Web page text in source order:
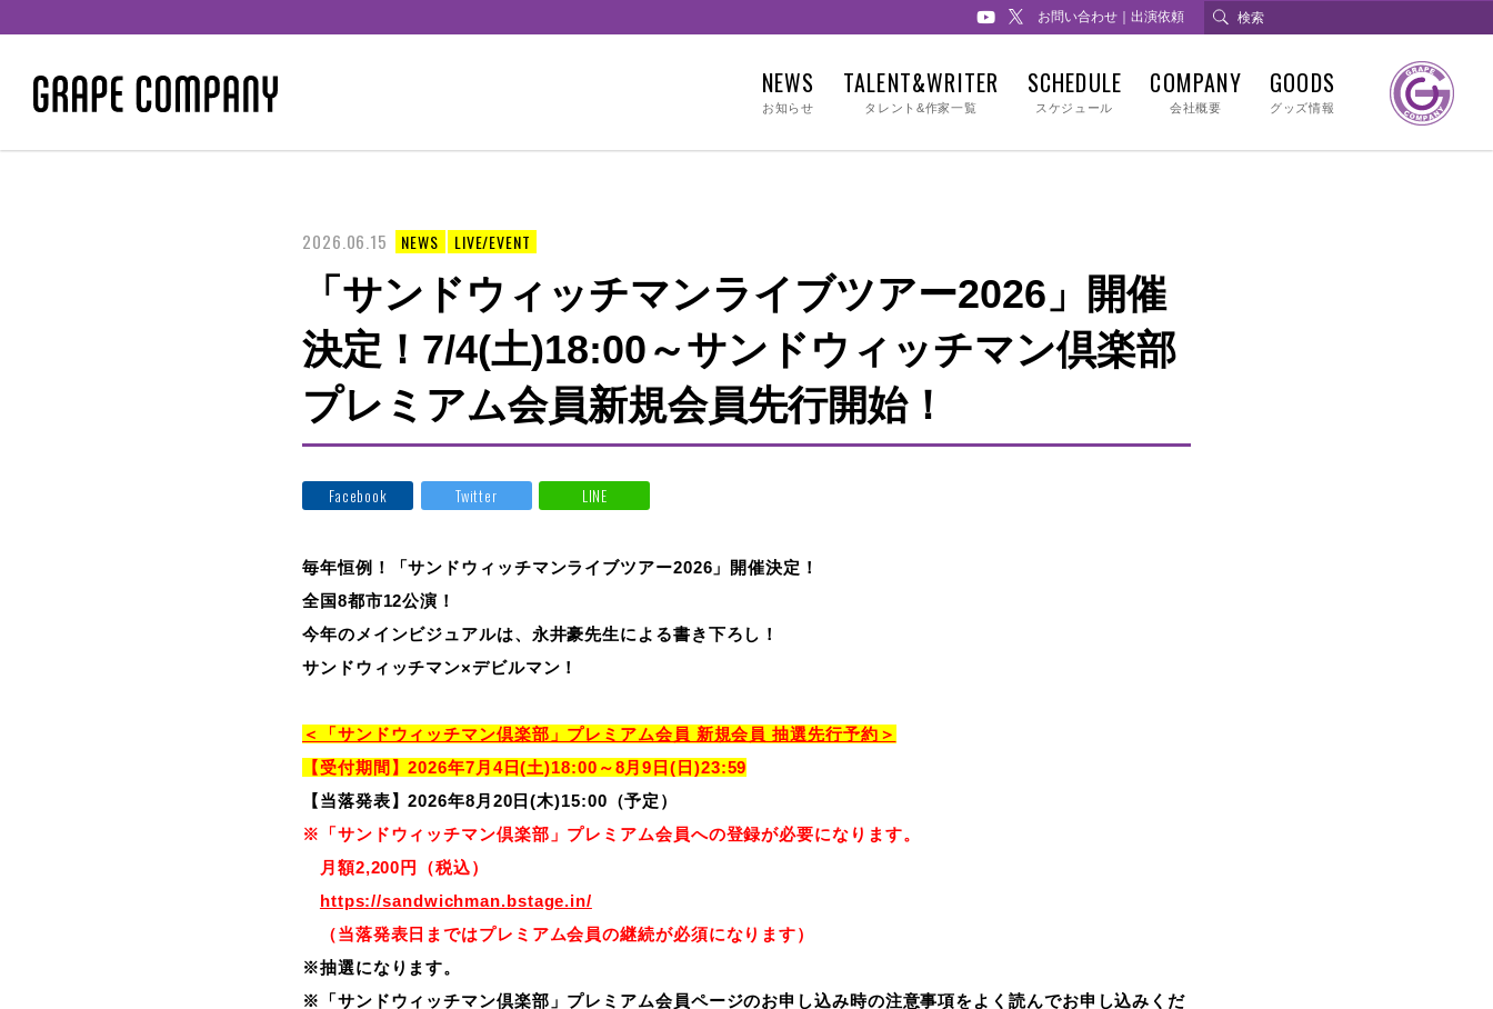
お問い合わせ｜出演依頼
NEWS
お知らせ
TALENT&WRITER
タレント&作家一覧
SCHEDULE
スケジュール
COMPANY
会社概要
GOODS
グッズ情報
2026.06.15 NEWS LIVE/EVENT
「サンドウィッチマンライブツアー2026」開催
決定！7/4(土)18:00～サンドウィッチマン倶楽部
プレミアム会員新規会員先行開始！
Facebook Twitter LINE
毎年恒例！「サンドウィッチマンライブツアー2026」開催決定！
全国8都市12公演！
今年のメインビジュアルは、永井豪先生による書き下ろし！
サンドウィッチマン×デビルマン！
＜「サンドウィッチマン倶楽部」プレミアム会員 新規会員 抽選先行予約＞
【受付期間】2026年7月4日(土)18:00～8月9日(日)23:59
【当落発表】2026年8月20日(木)15:00（予定）
※「サンドウィッチマン倶楽部」プレミアム会員への登録が必要になります。
月額2,200円（税込）
https://sandwichman.bstage.in/
（当落発表日まではプレミアム会員の継続が必須になります）
※抽選になります。
※「サンドウィッチマン倶楽部」プレミアム会員ページのお申し込み時の注意事項をよく読んでお申し込みくだ